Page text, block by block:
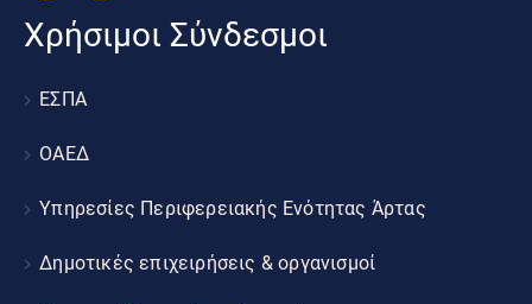
Χρήσιμοι Σύνδεσμοι
ΕΣΠΑ
ΟΑΕΔ
Υπηρεσίες Περιφερειακής Ενότητας Άρτας
Δημοτικές επιχειρήσεις & οργανισμοί